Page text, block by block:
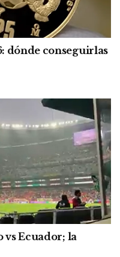
dónde conseguirlas
vs Ecuador; la